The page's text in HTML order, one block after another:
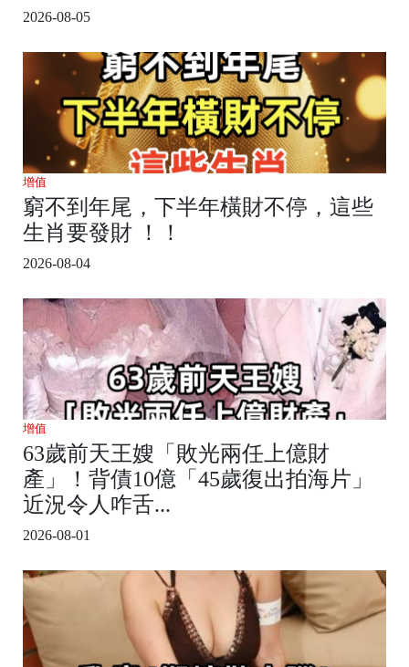
2026-08-05
增值
窮不到年尾，下半年橫財不停，這些
生肖要發財 ！！
2026-08-04
增值
63歲前天王嫂「敗光兩任上億財
產」！背債10億「45歲復出拍海片」
近況令人咋舌...
2026-08-01